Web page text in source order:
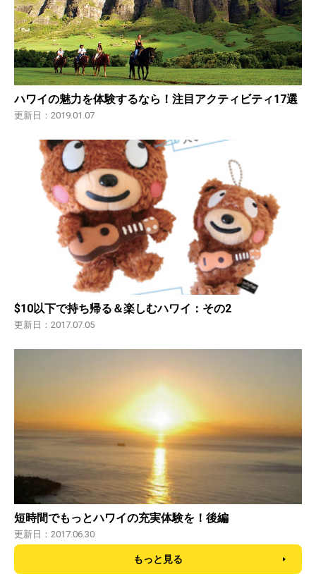
ハワイの魅力を体験するなら！注目アクティビティ17選
更新日：2019.01.07
$10以下で持ち帰る＆楽しむハワイ：その2
更新日：2017.07.05
短時間でもっとハワイの充実体験を！後編
更新日：2017.06.30
もっと見る